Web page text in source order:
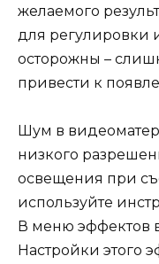
желаемого
для регулировки
осторожны –
привести к
Шум в
низкого
освещения при
используйте
В меню эффектов
Настройки этого